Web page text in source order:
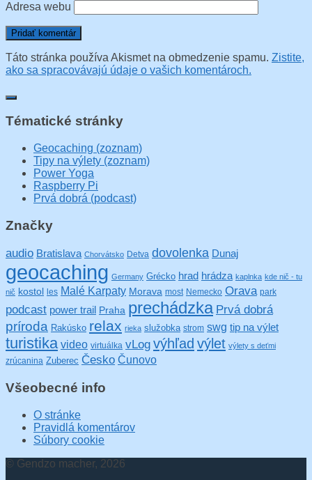
Adresa webu
Táto stránka používa Akismet na obmedzenie spamu. Zistite,
ako sa spracovávajú údaje o vašich komentároch.
Tématické stránky
Geocaching (zoznam)
Tipy na výlety (zoznam)
Power Yoga
Raspberry Pi
Prvá dobrá (podcast)
Značky
audio Bratislava Chorvátsko Detva dovolenka Dunaj
geocaching Germany Grécko hrad hrádza kaplnka kde nič - tu
nič kostol les Malé Karpaty Morava most Nemecko Orava park
podcast power trail Praha prechádzka Prvá dobrá
príroda Rakúsko relax rieka služobka strom swg tip na výlet
turistika video virtuálka vLog výhľad výlet výlety s deťmi
zrúcanina Zuberec Česko Čunovo
Všeobecné info
O stránke
Pravidlá komentárov
Súbory cookie
© Gendzo macher, 2026